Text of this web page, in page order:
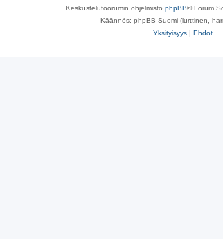
Keskustelufoorumin ohjelmisto phpBB® Forum
Käännös: phpBB Suomi (lurttinen,
Yksityisyys | Ehdot